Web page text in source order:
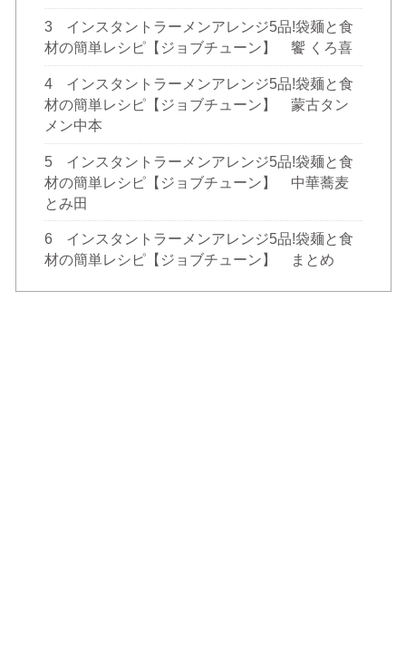
3
インスタントラーメンアレンジ5品!袋麺と食
材の簡単レシピ【ジョブチューン】 饗 くろ喜
4
インスタントラーメンアレンジ5品!袋麺と食
材の簡単レシピ【ジョブチューン】 蒙古タン
メン中本
5
インスタントラーメンアレンジ5品!袋麺と食
材の簡単レシピ【ジョブチューン】 中華蕎麦
とみ田
6
インスタントラーメンアレンジ5品!袋麺と食
材の簡単レシピ【ジョブチューン】 まとめ